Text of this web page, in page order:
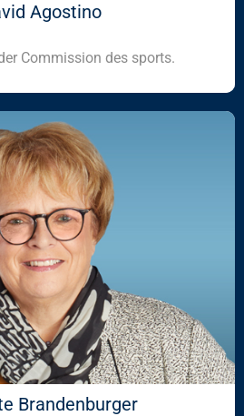
Agostino
Commission des sports.
Brandenburger